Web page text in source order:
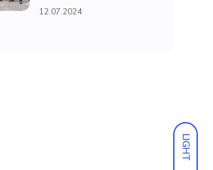
LIGHT
12.07.2024